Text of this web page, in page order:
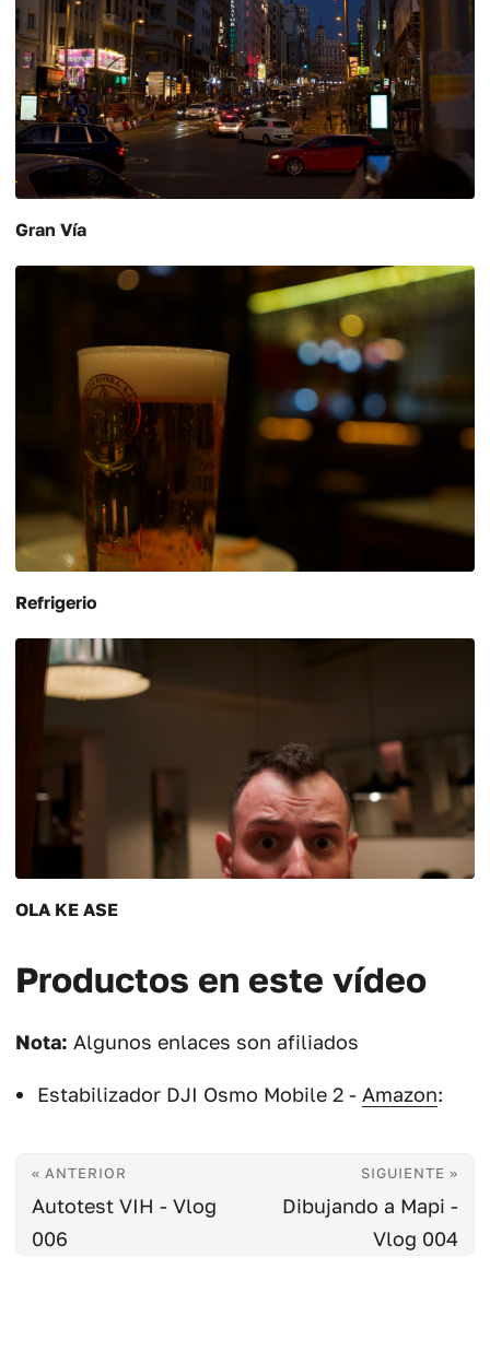
Gran Vía
Refrigerio
OLA KE ASE
Productos en este vídeo
Nota: Algunos enlaces son afiliados
Estabilizador DJI Osmo Mobile 2 - Amazon:
« ANTERIOR
Autotest VIH - Vlog
006
SIGUIENTE »
Dibujando a Mapi -
Vlog 004